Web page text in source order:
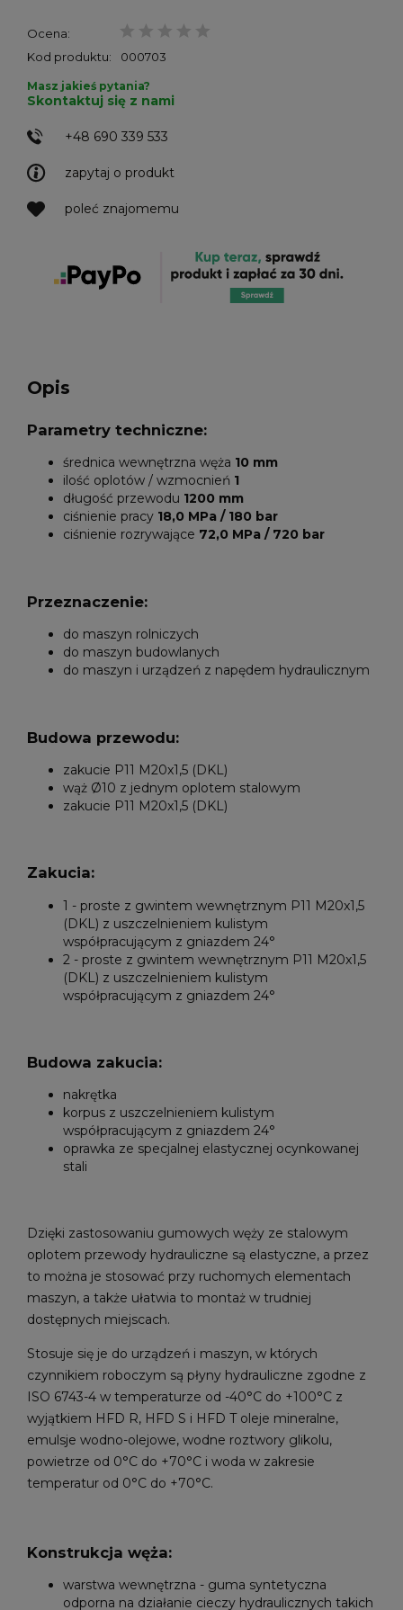
Ocena:
Kod produktu:
000703
zapytaj o produkt
poleć znajomemu
Masz jakieś pytania?
Skontaktuj się z nami
+48 690 339 533
Opis
Parametry techniczne:
średnica wewnętrzna węża 10 mm
ilość oplotów / wzmocnień 1
długość przewodu 1200 mm
ciśnienie pracy 18,0 MPa / 180 bar
ciśnienie rozrywające 72,0 MPa / 720 bar
Przeznaczenie:
do maszyn rolniczych
do maszyn budowlanych
do maszyn i urządzeń z napędem hydraulicznym
Budowa przewodu:
zakucie P11 M20x1,5 (DKL)
wąż Ø10 z jednym oplotem stalowym
zakucie P11 M20x1,5 (DKL)
Zakucia:
1 - proste z gwintem wewnętrznym P11 M20x1,5
(DKL) z uszczelnieniem kulistym
współpracującym z gniazdem 24°
2 - proste z gwintem wewnętrznym P11 M20x1,5
(DKL) z uszczelnieniem kulistym
współpracującym z gniazdem 24°
Budowa zakucia:
nakrętka
korpus z uszczelnieniem kulistym
współpracującym z gniazdem 24°
oprawka ze specjalnej elastycznej ocynkowanej
stali
Dzięki zastosowaniu gumowych węży ze stalowym
oplotem przewody hydrauliczne są elastyczne, a przez
to można je stosować przy ruchomych elementach
maszyn, a także ułatwia to montaż w trudniej
dostępnych miejscach.
Stosuje się je do urządzeń i maszyn, w których
czynnikiem roboczym są płyny hydrauliczne zgodne z
ISO 6743-4 w temperaturze od -40°C do +100°C z
wyjątkiem HFD R, HFD S i HFD T oleje mineralne,
emulsje wodno-olejowe, wodne roztwory glikolu,
powietrze od 0°C do +70°C i woda w zakresie
temperatur od 0°C do +70°C.
Konstrukcja węża:
warstwa wewnętrzna - guma syntetyczna
odporna na działanie cieczy hydraulicznych takich